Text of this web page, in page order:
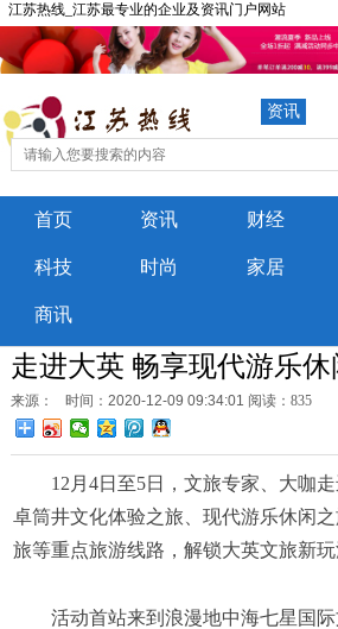
江苏热线_江苏最专业的企业及资讯门户网站
资讯
首页 资讯 财经
科技 时尚 家居
商讯
走进大英 畅享现代游乐休
来源： 时间：2020-12-09 09:34:01 阅读：835
12月4日至5日，文旅专家、大咖
卓筒井文化体验之旅、现代游乐休闲
旅等重点旅游线路，解锁大英文旅新玩
活动首站来到浪漫地中海七星国